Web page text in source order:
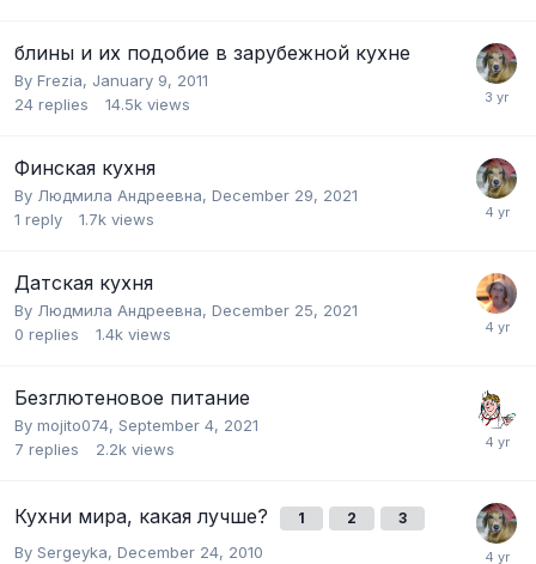
блины и их подобие в зарубежной кухне
By Frezia, January 9, 2011
24 replies 14.5k views
Финская кухня
By Людмила Андреевна, December 29, 2021
1 reply 1.7k views
Датская кухня
By Людмила Андреевна, December 25, 2021
0 replies 1.4k views
Безглютеновое питание
By mojito074, September 4, 2021
7 replies 2.2k views
Кухни мира, какая лучше? 1 2 3
By Sergeyka, December 24, 2010